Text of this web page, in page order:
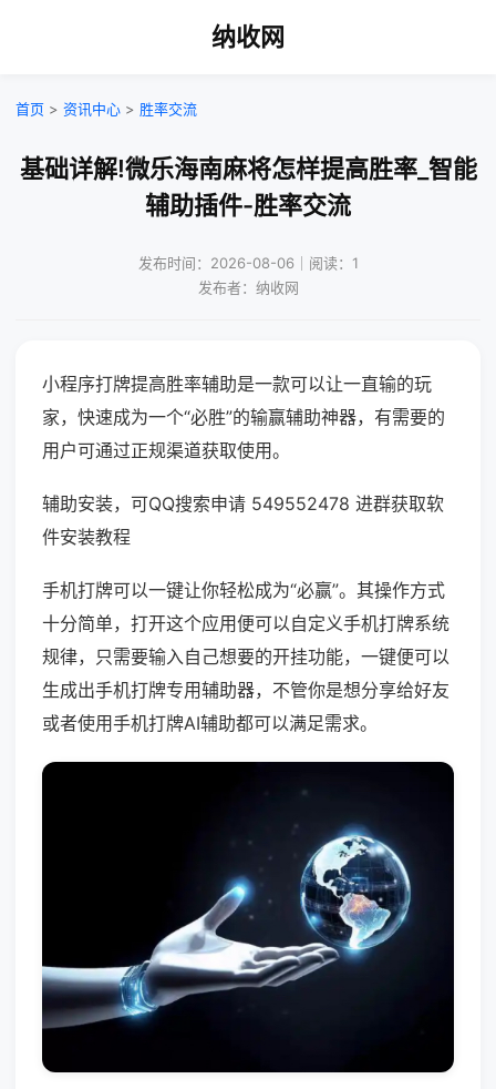
纳收网
首页 > 资讯中心 > 胜率交流
基础详解!微乐海南麻将怎样提高胜率_智能
辅助插件-胜率交流
发布时间：2026-08-06｜阅读：1
发布者：纳收网
小程序打牌提高胜率辅助是一款可以让一直输的玩
家，快速成为一个“必胜”的输赢辅助神器，有需要的
用户可通过正规渠道获取使用。
辅助安装，可QQ搜索申请 549552478 进群获取软
件安装教程
手机打牌可以一键让你轻松成为“必赢”。其操作方式
十分简单，打开这个应用便可以自定义手机打牌系统
规律，只需要输入自己想要的开挂功能，一键便可以
生成出手机打牌专用辅助器，不管你是想分享给好友
或者使用手机打牌AI辅助都可以满足需求。